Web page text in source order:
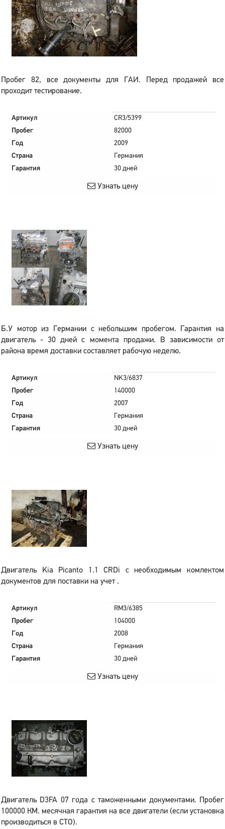
Пробег 82, все документы для ГАИ. Перед продажей все
проходит тестирование.
Артикул
CR3/5399
Пробег
82000
Год
2009
Страна
Германия
Гарантия
30 дней
Узнать цену
Б.У мотор из Германии с небольшим пробегом. Гарантия на
двигатель - 30 дней с момента продажи. В зависимости от
района время доставки составляет рабочую неделю.
Артикул
NK3/6837
Пробег
140000
Год
2007
Страна
Германия
Гарантия
30 дней
Узнать цену
Двигатель Kia Picanto 1.1 CRDi с необходимым комлектом
документов для поставки на учет .
Артикул
RM3/6385
Пробег
104000
Год
2008
Страна
Германия
Гарантия
30 дней
Узнать цену
Двигатель D3FA 07 года с таможенными документами. Пробег
100000 КМ. месячная гарантия на все двигатели (если установка
производиться в СТО).